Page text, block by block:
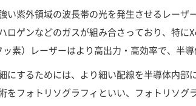
い紫外領域の波長帯の光を発生させるレー
ロゲンなどのガスが組み合さっており、特に
素）レーザーはより高出力・高効率で、半
にするためには、より細い配線を半導体内部
をフォトリソグラフィといい、フォトリソグ